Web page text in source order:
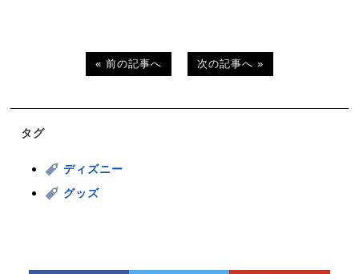
« 前の記事へ 次の記事へ »
タグ
ディズニー
グッズ